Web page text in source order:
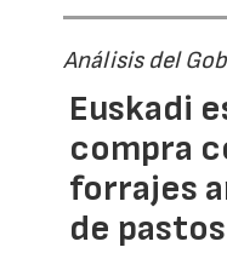
Análisis del
Euskadi
compra
forrajes
de